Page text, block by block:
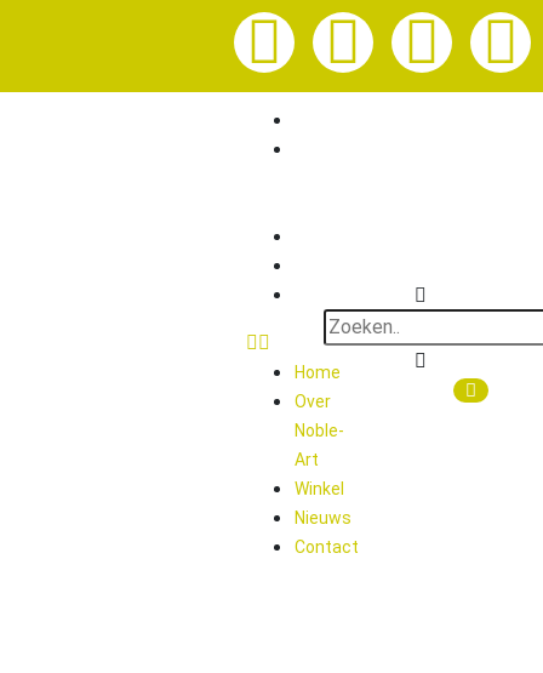
Home
Over
Noble-
Art
Winkel
Nieuws
Contact